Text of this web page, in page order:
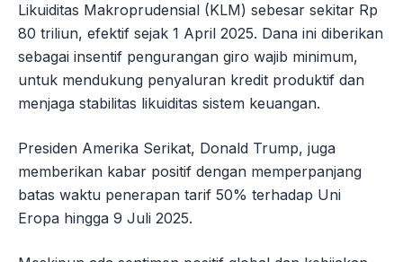
Likuiditas Makroprudensial (KLM) sebesar sekitar Rp
80 triliun, efektif sejak 1 April 2025. Dana ini diberikan
sebagai insentif pengurangan giro wajib minimum,
untuk mendukung penyaluran kredit produktif dan
menjaga stabilitas likuiditas sistem keuangan.
Presiden Amerika Serikat, Donald Trump, juga
memberikan kabar positif dengan memperpanjang
batas waktu penerapan tarif 50% terhadap Uni
Eropa hingga 9 Juli 2025.